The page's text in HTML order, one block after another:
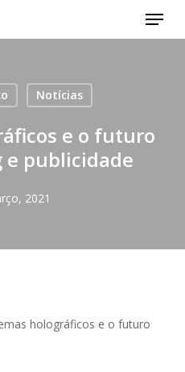
Menu
Notícias
e o futuro
publicidade
2021
holográficos e o futuro